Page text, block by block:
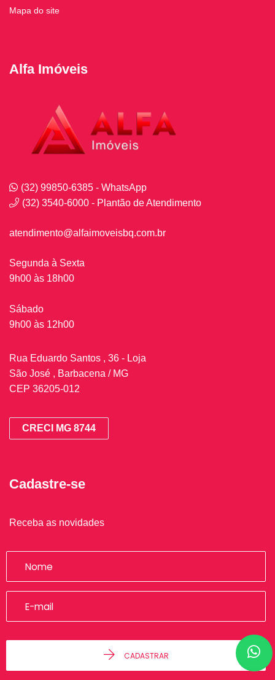
Mapa do site
Alfa Imóveis
(32) 99850-6385 - WhatsApp
(32) 3540-6000 - Plantão de Atendimento
atendimento@alfaimoveisbq.com.br
Segunda à Sexta
9h00 às 18h00
Sábado
9h00 às 12h00
Rua Eduardo Santos , 36 - Loja
São José , Barbacena / MG
CEP 36205-012
CRECI MG 8744
Cadastre-se
Receba as novidades
CADASTRAR